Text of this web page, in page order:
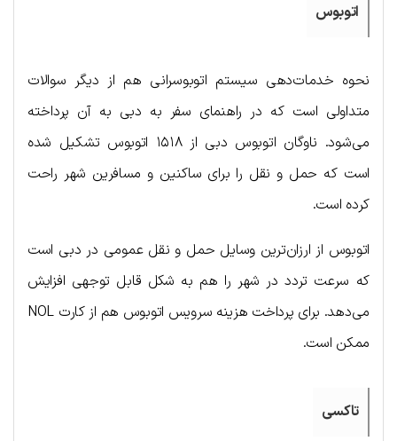
اتوبوس
نحوه خدمات‌دهی سیستم اتوبوسرانی هم از دیگر سوالات
متداولی است که در راهنمای سفر به دبی به آن پرداخته
می‌شود. ناوگان اتوبوس دبی از ۱۵۱۸ اتوبوس تشکیل شده
است که حمل و نقل را برای ساکنین و مسافرین شهر راحت
کرده است.
اتوبوس از ارزان‌ترین وسایل حمل و نقل عمومی در دبی است
که سرعت تردد در شهر را هم به شکل قابل توجهی افزایش
می‌دهد. برای پرداخت هزینه سرویس اتوبوس هم از کارت NOL
ممکن است.
تاکسی